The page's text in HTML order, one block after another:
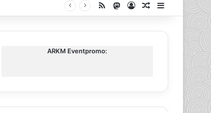
RSS Mastodon
AnmeldenZufälliger
ARKM Eventpromo: